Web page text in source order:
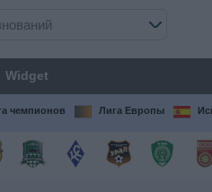
Widget
чемпионов Лига Европы